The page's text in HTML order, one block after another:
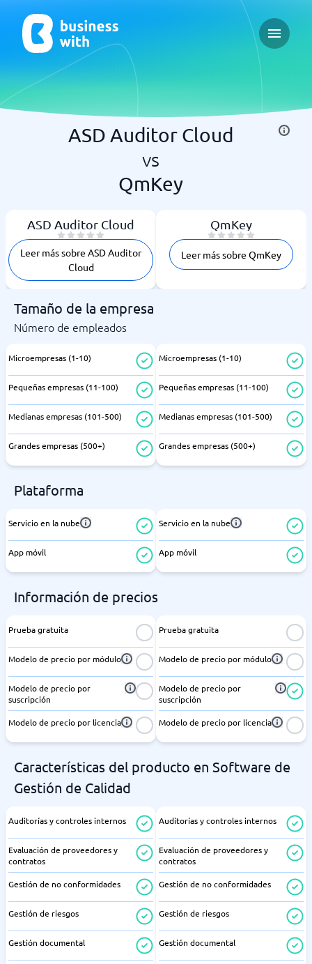
Open
ASD Auditor Cloud
vs
QmKey
ASD Auditor Cloud
Leer más sobre ASD Auditor
Cloud
QmKey
Leer más sobre QmKey
Tamaño de la empresa
Número de empleados
Microempresas (1-10)
Pequeñas empresas (11-100)
Medianas empresas (101-500)
Grandes empresas (500+)
Microempresas (1-10)
Pequeñas empresas (11-100)
Medianas empresas (101-500)
Grandes empresas (500+)
Plataforma
Servicio en la nube
App móvil
Servicio en la nube
App móvil
Información de precios
Prueba gratuita
Modelo de precio por módulo
Modelo de precio por
suscripción
Modelo de precio por licencia
Prueba gratuita
Modelo de precio por módulo
Modelo de precio por
suscripción
Modelo de precio por licencia
Características del producto en Software de
Gestión de Calidad
Auditorías y controles internos
Evaluación de proveedores y
contratos
Gestión de no conformidades
Gestión de riesgos
Gestión documental
Auditorías y controles internos
Evaluación de proveedores y
contratos
Gestión de no conformidades
Gestión de riesgos
Gestión documental